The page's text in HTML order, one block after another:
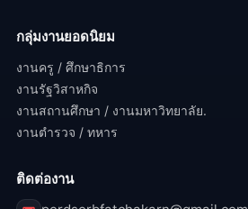
กลุ่มงานยอดนิยม
งานครู / ศึกษาธิการ
งานรัฐวิสาหกิจ
งานสถานศึกษา / งานมหาวิทยาลัย.
งานตำรวจ / ทหาร
ติดต่องาน